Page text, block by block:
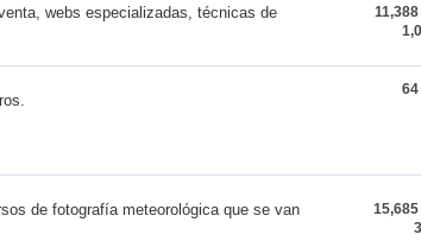
webs especializadas, técnicas de
11,388
64
de fotografía meteorológica que se van
15,685